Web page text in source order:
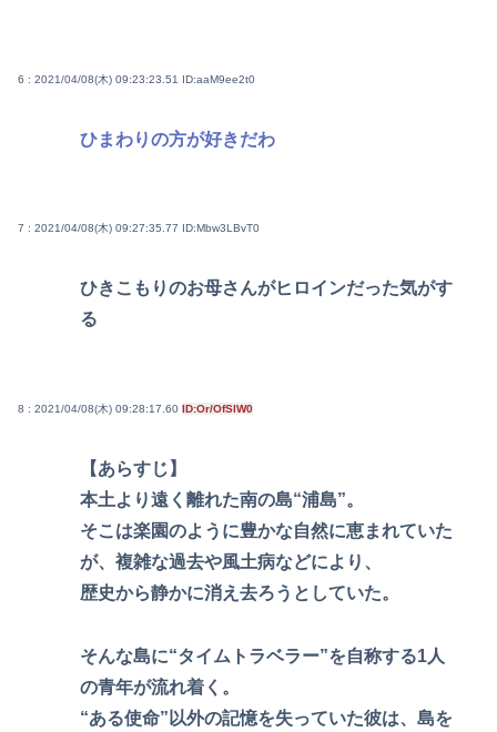
6 : 2021/04/08(木) 09:23:23.51 ID:aaM9ee2t0
ひまわりの方が好きだわ
7 : 2021/04/08(木) 09:27:35.77 ID:Mbw3LBvT0
ひきこもりのお母さんがヒロインだった気がす
る
8 : 2021/04/08(木) 09:28:17.60 ID:Or/OfSlW0
【あらすじ】
本土より遠く離れた南の島“浦島”。
そこは楽園のように豊かな自然に恵まれていた
が、複雑な過去や風土病などにより、
歴史から静かに消え去ろうとしていた。
そんな島に“タイムトラベラー”を自称する1人
の青年が流れ着く。
“ある使命”以外の記憶を失っていた彼は、島を